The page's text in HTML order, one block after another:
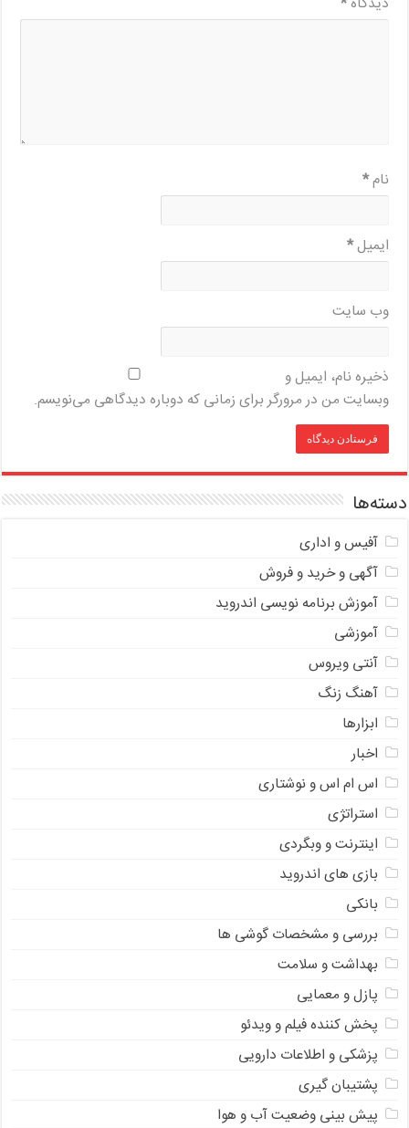
نام*
ایمیل*
وب‌ سایت
ذخیره نام، ایمیل و
وبسایت من در مرورگر برای زمانی که دوباره دیدگاهی می‌نویسم.
دسته‌ها
آفیس و اداری
آگهی و خرید و فروش
آموزش برنامه نویسی اندروید
آموزشی
آنتی ویروس
آهنگ زنگ
ابزارها
اخبار
اس ام اس و نوشتاری
استراتژی
اینترنت و وبگردی
بازی های اندروید
بانکی
بررسی و مشخصات گوشی ها
بهداشت و سلامت
پازل و معمایی
پخش کننده فیلم و ویدئو
پزشکی و اطلاعات دارویی
پشتیبان گیری
پیش بینی وضعیت آب و هوا